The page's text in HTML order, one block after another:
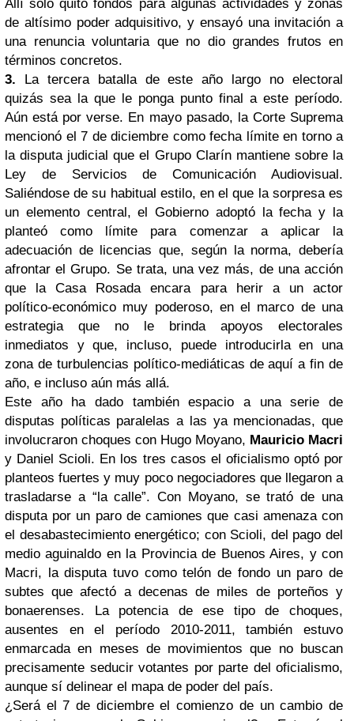
Allí sólo quitó fondos para algunas actividades y zonas
de altísimo poder adquisitivo, y ensayó una invitación a
una renuncia voluntaria que no dio grandes frutos en
términos concretos.
3.
La tercera batalla de este año largo no electoral
quizás sea la que le ponga punto final a este período.
Aún está por verse. En mayo pasado, la Corte Suprema
mencionó el 7 de diciembre como fecha límite en torno a
la disputa judicial que el Grupo Clarín mantiene sobre la
Ley de Servicios de Comunicación Audiovisual.
Saliéndose de su habitual estilo, en el que la sorpresa es
un elemento central, el Gobierno adoptó la fecha y la
planteó como límite para comenzar a aplicar la
adecuación de licencias que, según la norma, debería
afrontar el Grupo. Se trata, una vez más, de una acción
que la Casa Rosada encara para herir a un actor
político-económico muy poderoso, en el marco de una
estrategia que no le brinda apoyos electorales
inmediatos y que, incluso, puede introducirla en una
zona de turbulencias político-mediáticas de aquí a fin de
año, e incluso aún más allá.
Este año ha dado también espacio a una serie de
disputas políticas paralelas a las ya mencionadas, que
involucraron choques con Hugo Moyano, Mauricio Macri
y Daniel Scioli. En los tres casos el oficialismo optó por
planteos fuertes y muy poco negociadores que llegaron a
trasladarse a “la calle”. Con Moyano, se trató de una
disputa por un paro de camiones que casi amenaza con
el desabastecimiento energético; con Scioli, del pago del
medio aguinaldo en la Provincia de Buenos Aires, y con
Macri, la disputa tuvo como telón de fondo un paro de
subtes que afectó a decenas de miles de porteños y
bonaerenses. La potencia de ese tipo de choques,
ausentes en el período 2010-2011, también estuvo
enmarcada en meses de movimientos que no buscan
precisamente seducir votantes por parte del oficialismo,
aunque sí delinear el mapa de poder del país.
¿Será el 7 de diciembre el comienzo de un cambio de